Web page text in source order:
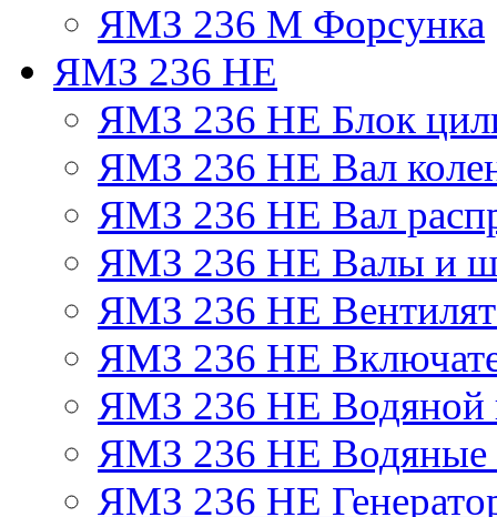
ЯМЗ 236 М Форсунка
ЯМЗ 236 НЕ
ЯМЗ 236 НЕ Блок
ЯМЗ 236 НЕ Вал
ЯМЗ 236 НЕ Вал
ЯМЗ 236 НЕ Валы и
ЯМЗ 236 НЕ
ЯМЗ 236 НЕ
ЯМЗ 236 НЕ Водяной
ЯМЗ 236 НЕ Водяные
ЯМЗ 236 НЕ